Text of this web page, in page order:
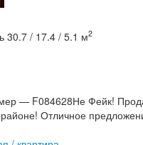
/ 17.4 / 5.1 м2
— F084628Не Фейк!
Отличное